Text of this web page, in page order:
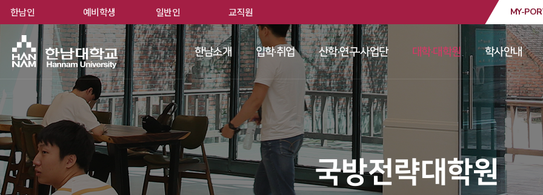
한남대학교
MY-
한남소개 입학·취업 산학·연구·사업단 대학·대학원 학사안내
국방전략대학원
한남인 예비학생 일반인 교직원